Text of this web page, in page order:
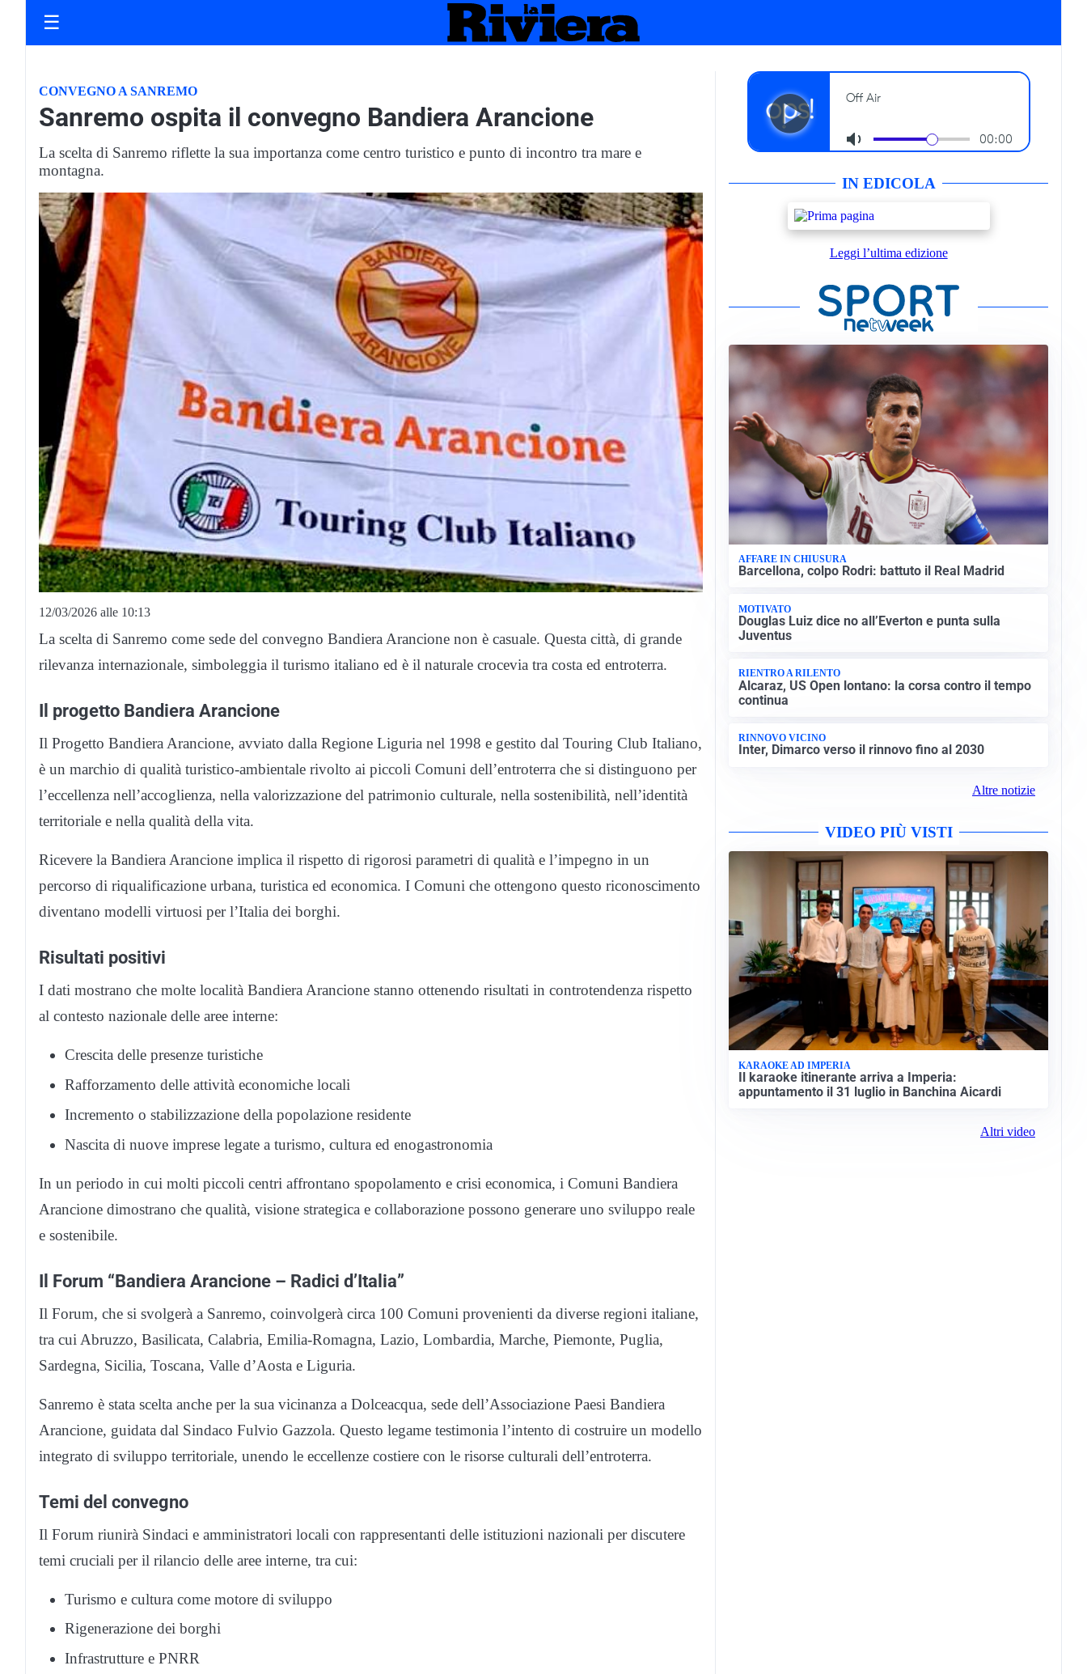
☰
CONVEGNO A SANREMO
Sanremo ospita il convegno Bandiera Arancione
La scelta di Sanremo riflette la sua importanza come centro turistico e punto di incontro tra mare e
montagna.
12/03/2026 alle 10:13
La scelta di Sanremo come sede del convegno Bandiera Arancione non è casuale. Questa città, di grande
rilevanza internazionale, simboleggia il turismo italiano ed è il naturale crocevia tra costa ed entroterra.
Il progetto Bandiera Arancione
Il Progetto Bandiera Arancione, avviato dalla Regione Liguria nel 1998 e gestito dal Touring Club Italiano,
è un marchio di qualità turistico-ambientale rivolto ai piccoli Comuni dell’entroterra che si distinguono per
l’eccellenza nell’accoglienza, nella valorizzazione del patrimonio culturale, nella sostenibilità, nell’identità
territoriale e nella qualità della vita.
Ricevere la Bandiera Arancione implica il rispetto di rigorosi parametri di qualità e l’impegno in un
percorso di riqualificazione urbana, turistica ed economica. I Comuni che ottengono questo riconoscimento
diventano modelli virtuosi per l’Italia dei borghi.
Risultati positivi
I dati mostrano che molte località Bandiera Arancione stanno ottenendo risultati in controtendenza rispetto
al contesto nazionale delle aree interne:
Crescita delle presenze turistiche
Rafforzamento delle attività economiche locali
Incremento o stabilizzazione della popolazione residente
Nascita di nuove imprese legate a turismo, cultura ed enogastronomia
In un periodo in cui molti piccoli centri affrontano spopolamento e crisi economica, i Comuni Bandiera
Arancione dimostrano che qualità, visione strategica e collaborazione possono generare uno sviluppo reale
e sostenibile.
Il Forum “Bandiera Arancione – Radici d’Italia”
Il Forum, che si svolgerà a Sanremo, coinvolgerà circa 100 Comuni provenienti da diverse regioni italiane,
tra cui Abruzzo, Basilicata, Calabria, Emilia-Romagna, Lazio, Lombardia, Marche, Piemonte, Puglia,
Sardegna, Sicilia, Toscana, Valle d’Aosta e Liguria.
Sanremo è stata scelta anche per la sua vicinanza a Dolceacqua, sede dell’Associazione Paesi Bandiera
Arancione, guidata dal Sindaco Fulvio Gazzola. Questo legame testimonia l’intento di costruire un modello
integrato di sviluppo territoriale, unendo le eccellenze costiere con le risorse culturali dell’entroterra.
Temi del convegno
Il Forum riunirà Sindaci e amministratori locali con rappresentanti delle istituzioni nazionali per discutere
temi cruciali per il rilancio delle aree interne, tra cui:
Turismo e cultura come motore di sviluppo
Rigenerazione dei borghi
Infrastrutture e PNRR
IN EDICOLA
Leggi l’ultima edizione
AFFARE IN CHIUSURA
Barcellona, colpo Rodri: battuto il Real Madrid
MOTIVATO
Douglas Luiz dice no all’Everton e punta sulla
Juventus
RIENTRO A RILENTO
Alcaraz, US Open lontano: la corsa contro il tempo
continua
RINNOVO VICINO
Inter, Dimarco verso il rinnovo fino al 2030
Altre notizie
VIDEO PIÙ VISTI
KARAOKE AD IMPERIA
Il karaoke itinerante arriva a Imperia:
appuntamento il 31 luglio in Banchina Aicardi
Altri video